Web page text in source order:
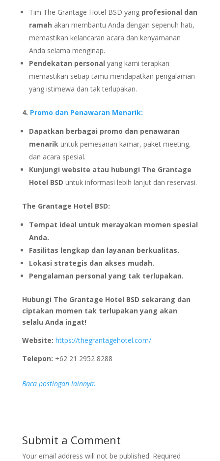
Tim The Grantage Hotel BSD yang profesional dan
ramah akan membantu Anda dengan sepenuh hati,
memastikan kelancaran acara dan kenyamanan
Anda selama menginap.
Pendekatan personal yang kami terapkan
memastikan setiap tamu mendapatkan pengalaman
yang istimewa dan tak terlupakan.
4. Promo dan Penawaran Menarik:
Dapatkan berbagai promo dan penawaran
menarikuntuk pemesanan kamar, paket meeting,
dan acara spesial.
Kunjungi website atau hubungi The Grantage
Hotel BSD untuk informasi lebih lanjut dan reservasi.
The Grantage Hotel BSD:
Tempat ideal untuk merayakan momen spesial
Anda.
Fasilitas lengkap dan layanan berkualitas.
Lokasi strategis dan akses mudah.
Pengalaman personal yang tak terlupakan.
Hubungi The Grantage Hotel BSD sekarang dan
ciptakan momen tak terlupakan yang akan
selalu Anda ingat!
Website: https://thegrantagehotel.com/
Telepon: +62 21 2952 8288
Baca postingan lainnya:
Submit a Comment
Your email address will not be published. Required